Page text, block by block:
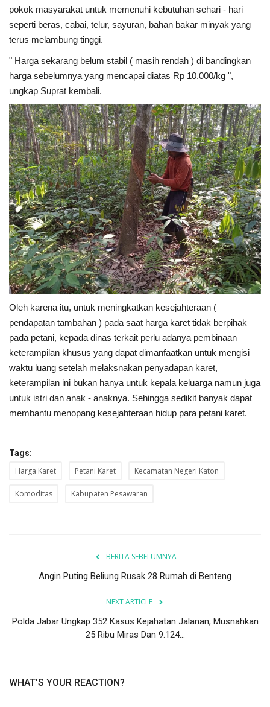
pokok masyarakat untuk memenuhi kebutuhan sehari - hari
seperti beras, cabai, telur, sayuran, bahan bakar minyak yang
terus melambung tinggi.
" Harga sekarang belum stabil ( masih rendah ) di bandingkan
harga sebelumnya yang mencapai diatas Rp 10.000/kg ",
ungkap Suprat kembali.
Oleh karena itu, untuk meningkatkan kesejahteraan (
pendapatan tambahan ) pada saat harga karet tidak berpihak
pada petani, kepada dinas terkait perlu adanya pembinaan
keterampilan khusus yang dapat dimanfaatkan untuk mengisi
waktu luang setelah melaksnakan penyadapan karet,
keterampilan ini bukan hanya untuk kepala keluarga namun juga
untuk istri dan anak - anaknya. Sehingga sedikit banyak dapat
membantu menopang kesejahteraan hidup para petani karet.
Tags:
Harga Karet Petani Karet Kecamatan Negeri Katon
Komoditas Kabupaten Pesawaran
BERITA SEBELUMNYA
Angin Puting Beliung Rusak 28 Rumah di Benteng
NEXT ARTICLE
Polda Jabar Ungkap 352 Kasus Kejahatan Jalanan, Musnahkan
25 Ribu Miras Dan 9.124...
WHAT'S YOUR REACTION?